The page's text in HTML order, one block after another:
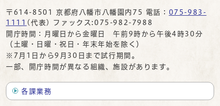
〒614-8501 京都府八幡市八幡園内75 電話： 075-983-
1111 (代表) ファックス:075-982-7988
開庁時間：月曜日から金曜日 午前9時から午後4時30分
（土曜・日曜・祝日・年末年始を除く）
※7月1日から9月30日まで試行期間。
一部、開庁時間が異なる組織、施設があります。
各課業務